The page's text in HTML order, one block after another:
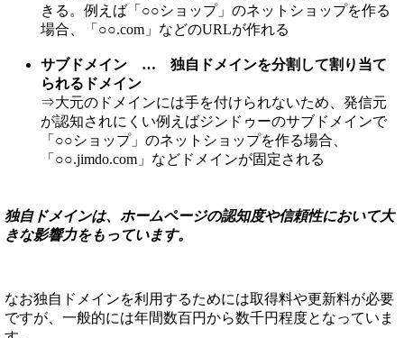
きる。例えば「○○ショップ」のネットショップを作る
場合、「○○.com」などのURLが作れる
サブドメイン … 独自ドメインを分割して割り当て
られるドメイン
⇒大元のドメインには手を付けられないため、発信元
が認知されにくい例えばジンドゥーのサブドメインで
「○○ショップ」のネットショップを作る場合、
「○○.jimdo.com」などドメインが固定される
独自ドメインは、ホームページの認知度や信頼性において大
きな影響力をもっています。
なお独自ドメインを利用するためには取得料や更新料が必要
ですが、一般的には年間数百円から数千円程度となっていま